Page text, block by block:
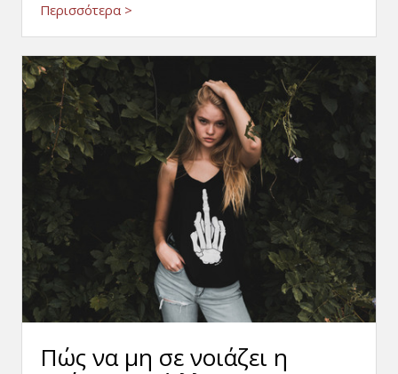
Περισσότερα >
Πώς να μη σε νοιάζει η